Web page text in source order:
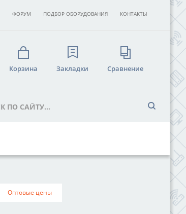
ФОРУМ ПОДБОР ОБОРУДОВАНИЯ КОНТАКТЫ
Корзина Закладки Сравнение
Оптовые цены